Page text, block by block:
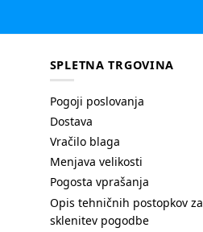
SPLETNA TRGOVINA
Pogoji poslovanja
Dostava
Vračilo blaga
Menjava velikosti
Pogosta vprašanja
Opis tehničnih postopkov za
sklenitev pogodbe